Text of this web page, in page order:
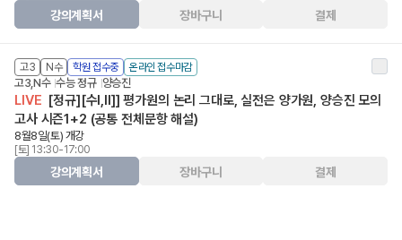
강의계획서 장바구니 결제
고3 N수 학원 접수중 온라인 접수마감
고3,N수 수능 정규 양승진
LIVE [정규][수I,II]] 평가원의 논리 그대로, 실전은 양가원, 양승진 모의
고사 시즌1+2 (공통 전체문항 해설)
8월8일(토) 개강
[토] 13:30-17:00
강의계획서 장바구니 결제